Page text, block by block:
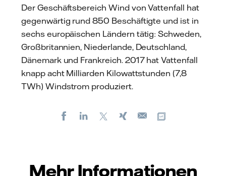
Der Geschäftsbereich Wind von Vattenfall hat
gegenwärtig rund 850 Beschäftigte und ist in
sechs europäischen Ländern tätig: Schweden,
Großbritannien, Niederlande, Deutschland,
Dänemark und Frankreich. 2017 hat Vattenfall
knapp acht Milliarden Kilowattstunden (7,8
TWh) Windstrom produziert.
FacebookLinkedIn Xing
E-
Mehr Informationen